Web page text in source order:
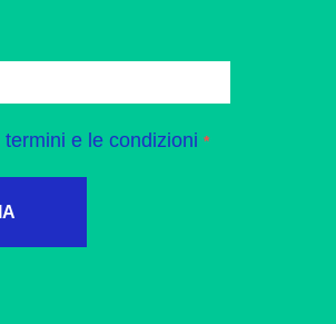
termini e le condizioni